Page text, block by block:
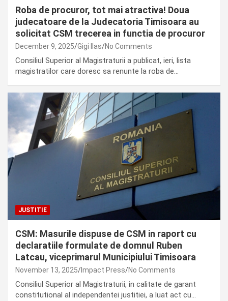
Roba de procuror, tot mai atractiva! Doua
judecatoare de la Judecatoria Timisoara au
solicitat CSM trecerea in functia de procuror
December 9, 2025 Gigi Ilas No Comments
Consiliul Superior al Magistraturii a publicat, ieri, lista
magistratilor care doresc sa renunte la roba de…
JUSTITIE
CSM: Masurile dispuse de CSM in raport cu
declaratiile formulate de domnul Ruben
Latcau, viceprimarul Municipiului Timisoara
November 13, 2025 Impact Press No Comments
Consiliul Superior al Magistraturii, in calitate de garant
constitutional al independentei justitiei, a luat act cu…